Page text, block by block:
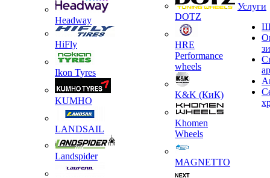
Headway
HiFly
Ikon Tyres
KUMHO
LANDSAIL
Landspider
DOTZ
HRE
Performance
wheels
K&K (КиК)
Khomen
Wheels
MAGNETTO
Услуги